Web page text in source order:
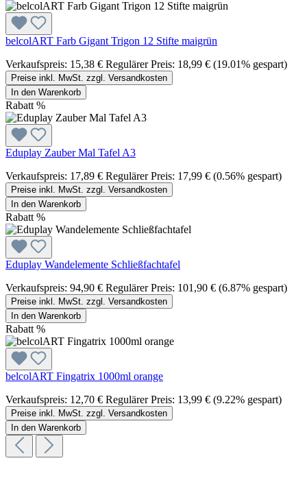
belcolART Farb Gigant Trigon 12 Stifte maigrün
Verkaufspreis: 15,38 € Regulärer Preis: 18,99 € (19.01% gespart)
Preise inkl. MwSt. zzgl. Versandkosten
In den Warenkorb
Rabatt %
Eduplay Zauber Mal Tafel A3
Verkaufspreis: 17,89 € Regulärer Preis: 17,99 € (0.56% gespart)
Preise inkl. MwSt. zzgl. Versandkosten
In den Warenkorb
Rabatt %
Eduplay Wandelemente Schließfachtafel
Verkaufspreis: 94,90 € Regulärer Preis: 101,90 € (6.87% gespart)
Preise inkl. MwSt. zzgl. Versandkosten
In den Warenkorb
Rabatt %
belcolART Fingatrix 1000ml orange
Verkaufspreis: 12,70 € Regulärer Preis: 13,99 € (9.22% gespart)
Preise inkl. MwSt. zzgl. Versandkosten
In den Warenkorb